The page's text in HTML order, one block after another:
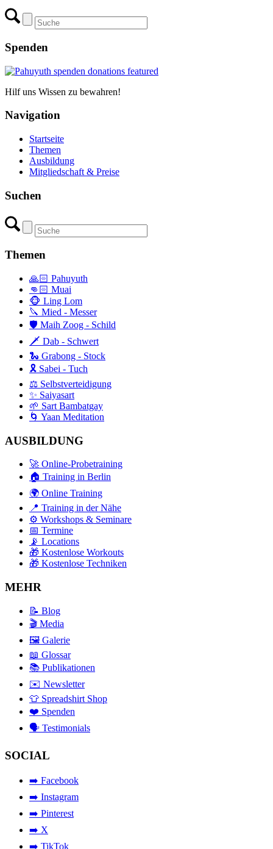
Spenden
Hilf uns Wissen zu bewahren!
Navigation
Startseite
Themen
Ausbildung
Mitgliedschaft & Preise
Suchen
Themen
🙏🏻 Pahuyuth
👊🏻 Muai
🐵 Ling Lom
🔪 Mied - Messer
🛡️ Maih Zoog - Schild
🗡️ Dab - Schwert
🐍 Grabong - Stock
🎗️ Sabei - Tuch
⚖️ Selbstverteidigung
✨ Saiyasart
🌱 Sart Bambatgay
🌀 Yaan Meditation
AUSBILDUNG
🚀 Online-Probetraining
🏠 Training in Berlin
🌍 Online Training
📍 Training in der Nähe
⚙️ Workshops & Seminare
📅 Termine
📡 Locations
🎁 Kostenlose Workouts
🎁 Kostenlose Techniken
MEHR
📝 Blog
🎬 Media
🖼️ Galerie
📖 Glossar
📚 Publikationen
✉️ Newsletter
👕 Spreadshirt Shop
❤️ Spenden
🗣️ Testimonials
SOCIAL
➡️ Facebook
➡️ Instagram
➡️ Pinterest
➡️ X
➡️ TikTok